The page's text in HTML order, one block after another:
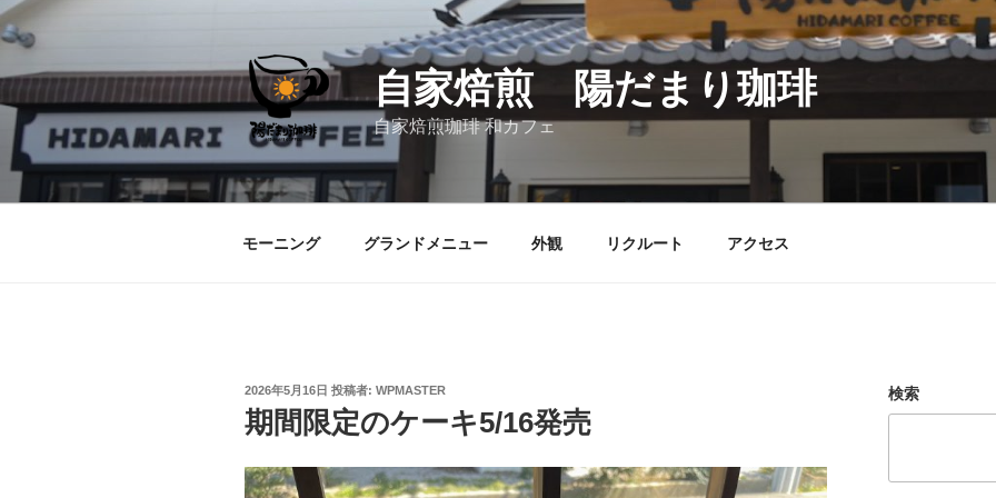
コ
ン
ツ
へ
ス
キ
自家焙煎 陽だまり珈琲
自家焙煎珈琲 和カフェ
モーニング グランドメニュー 外観 リクルート アクセス
投
稿
日:
2026年5月16日 投稿者: WPMASTER
期間限定のケーキ5/16発売
検索